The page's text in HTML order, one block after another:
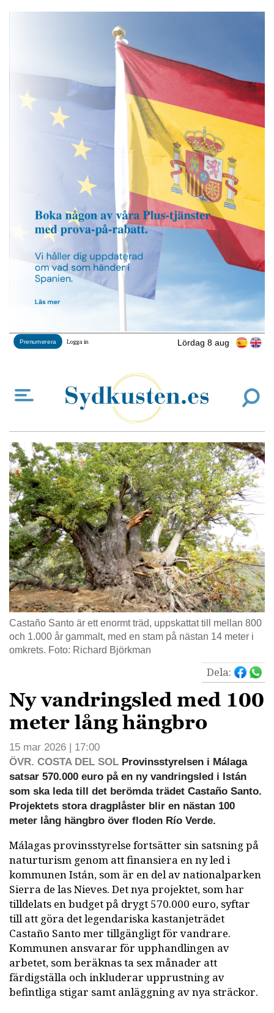
Lördag 8 aug
Prenumerera Logga in
Castaño Santo är ett enormt träd, uppskattat till mellan 800
och 1.000 år gammalt, med en stam på nästan 14 meter i
omkrets. Foto: Richard Björkman
Dela:
Ny vandringsled med 100
meter lång hängbro
15 mar 2026 | 17:00
ÖVR. COSTA DEL SOL Provinsstyrelsen i Málaga
satsar 570.000 euro på en ny vandringsled i Istán
som ska leda till det berömda trädet Castaño Santo.
Projektets stora dragplåster blir en nästan 100
meter lång hängbro över floden Río Verde.
Málagas provinsstyrelse fortsätter sin satsning på
naturturism genom att finansiera en ny led i
kommunen Istán, som är en del av nationalparken
Sierra de las Nieves. Det nya projektet, som har
tilldelats en budget på drygt 570.000 euro, syftar
till att göra det legendariska kastanjeträdet
Castaño Santo mer tillgängligt för vandrare.
Kommunen ansvarar för upphandlingen av
arbetet, som beräknas ta sex månader att
färdigställa och inkluderar upprustning av
befintliga stigar samt anläggning av nya sträckor.